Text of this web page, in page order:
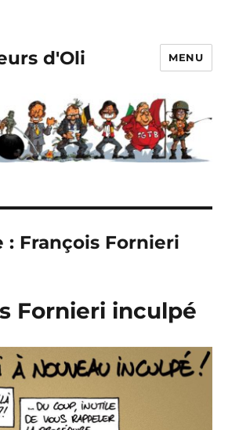
d'Oli MENU
: François Fornieri
Fornieri inculpé